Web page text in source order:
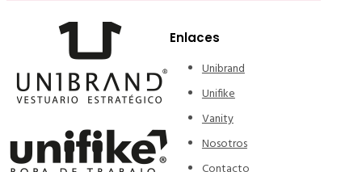
Enlaces
Unibrand
Unifike
Vanity
Nosotros